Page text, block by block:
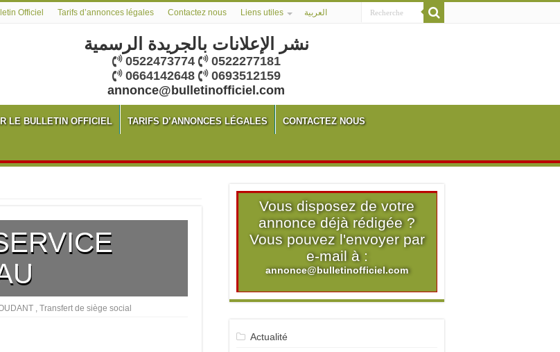
Officiel Tarifs d’annonces légales Contactez nous Liens utiles العربية
نشر الإعلانات بالجريدة الرسمية
0522473774
0522277181
0664142648
0693512159
annonce@bulletinofficiel.com
LE BULLETIN OFFICIEL TARIFS D’ANNONCES LÉGALES CONTACTEZ NOUS
, Transfert de siège social
Vous disposez de votre
annonce déjà rédigée ?
Vous pouvez l'envoyer par
e-mail à :
annonce@bulletinofficiel.com
Actualité